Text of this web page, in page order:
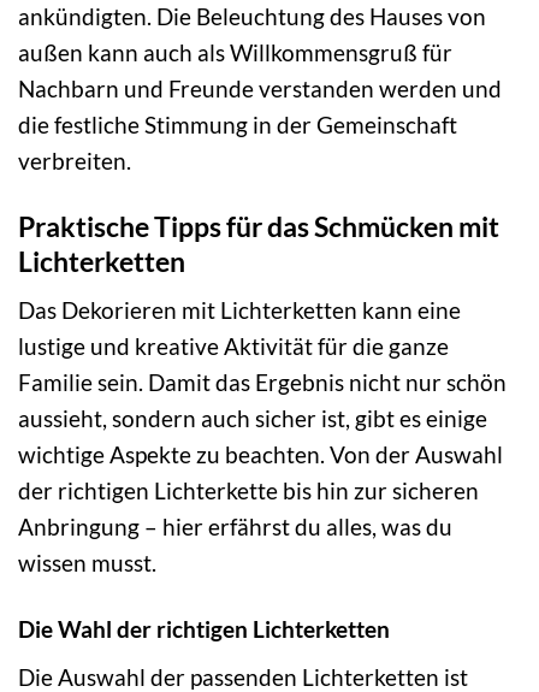
ankündigten. Die Beleuchtung des Hauses von
außen kann auch als Willkommensgruß für
Nachbarn und Freunde verstanden werden und
die festliche Stimmung in der Gemeinschaft
verbreiten.
Praktische Tipps für das Schmücken mit
Lichterketten
Das Dekorieren mit Lichterketten kann eine
lustige und kreative Aktivität für die ganze
Familie sein. Damit das Ergebnis nicht nur schön
aussieht, sondern auch sicher ist, gibt es einige
wichtige Aspekte zu beachten. Von der Auswahl
der richtigen Lichterkette bis hin zur sicheren
Anbringung – hier erfährst du alles, was du
wissen musst.
Die Wahl der richtigen Lichterketten
Die Auswahl der passenden Lichterketten ist